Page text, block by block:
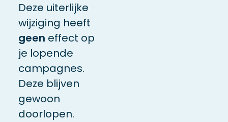
Deze uiterlijke
wijziging heeft
geen effect op
je lopende
campagnes.
Deze blijven
gewoon
doorlopen.